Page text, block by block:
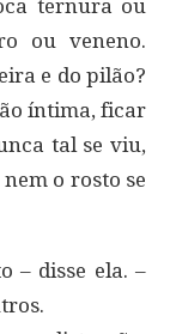
ternura ou
ou veneno.
e do pilão?
íntima, ficar
tal se viu,
o rosto se
– disse ela. –